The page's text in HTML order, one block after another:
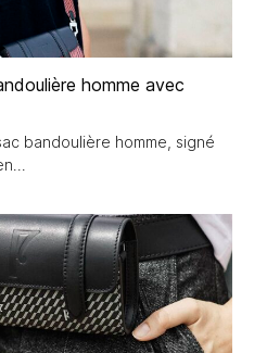
homme avec
bandoulière homme, signé